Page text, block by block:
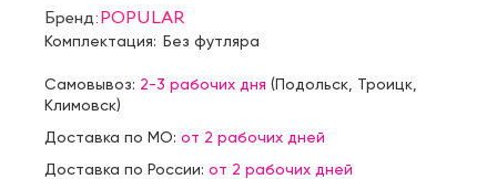
Бренд:POPULAR
Комплектация: Без футляра
Самовывоз: 2-3 рабочих дня (Подольск Троицк
Климовск)
Доставка по МО: от 2 рабочих дней
Доставка по России: от 2 рабочих дней